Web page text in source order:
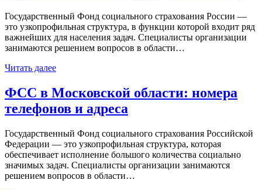
Государственный Фонд социального страхования России —
это узкопрофильная структура, в функции которой входит ряд
важнейших для населения задач. Специалисты организации
занимаются решением вопросов в области…
Читать далее
ФСС в Московской области: номера
телефонов и адреса
Государственный Фонд социального страхования Российской
Федерации — это узкопрофильная структура, которая
обеспечивает исполнение большого количества социально
значимых задач. Специалисты организации занимаются
решением вопросов в области…